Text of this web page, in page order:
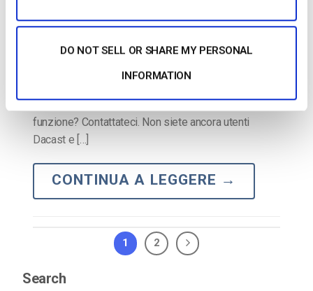
DO NOT SELL OR SHARE MY PERSONAL
INFORMATION
Questo video spiega come limitare i video a
100% dei contenuti. Una guida scritta è disponibile
qui. Come impostare una restrizione geografica e/o
domande o bisogno di aiuto/accesso a questa
funzione? Contattateci. Non siete ancora utenti
Dacast e […]
CONTINUA A LEGGERE →
1 2
Search